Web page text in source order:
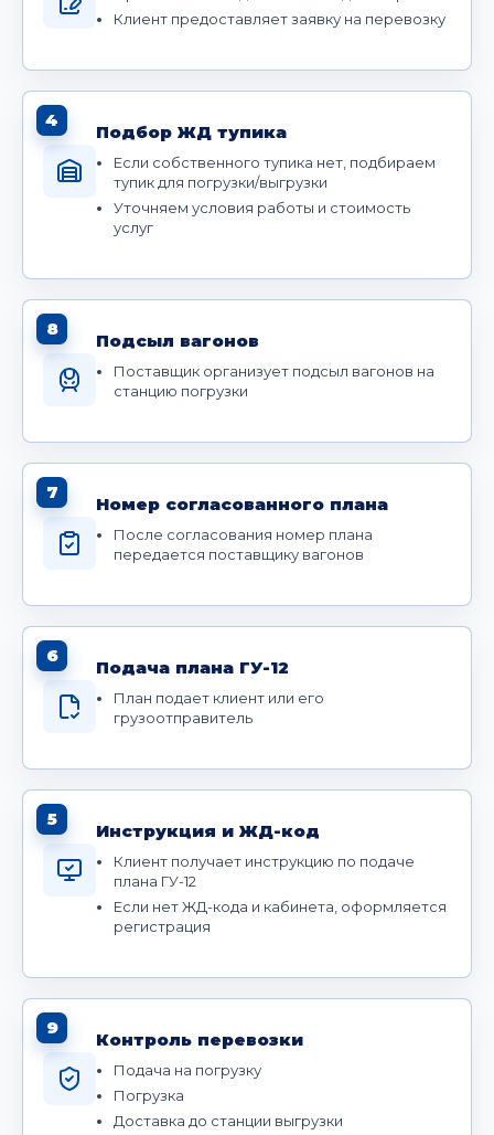
Клиент предоставляет заявку на перевозку
4
Подбор ЖД тупика
Если собственного тупика нет, подбираем
тупик для погрузки/выгрузки
Уточняем условия работы и стоимость
услуг
8
Подсыл вагонов
Поставщик организует подсыл вагонов на
станцию погрузки
7
Номер согласованного плана
После согласования номер плана
передается поставщику вагонов
6
Подача плана ГУ-12
План подает клиент или его
грузоотправитель
5
Инструкция и ЖД-код
Клиент получает инструкцию по подаче
плана ГУ-12
Если нет ЖД-кода и кабинета, оформляется
регистрация
9
Контроль перевозки
Подача на погрузку
Погрузка
Доставка до станции выгрузки